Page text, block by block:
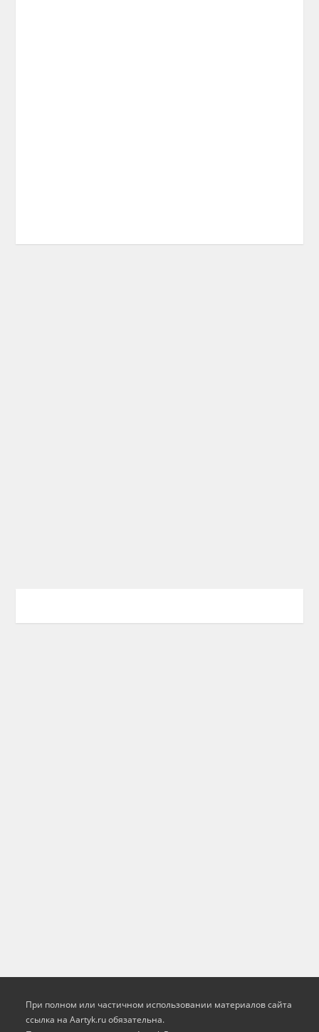
При полном или частичном использовании материалов сайта
ссылка на Aartyk.ru oбязательна.